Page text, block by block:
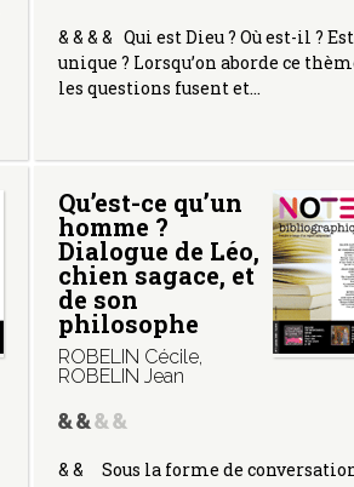
& & & & Qui est Dieu ? Où est-il ?
unique ? Lorsqu’on aborde ce
les questions fusent et…
Qu’est-ce qu’un
homme ?
Dialogue de Léo,
chien sagace, et
de son
philosophe
ROBELIN Cécile,
ROBELIN Jean
& & Sous la forme de